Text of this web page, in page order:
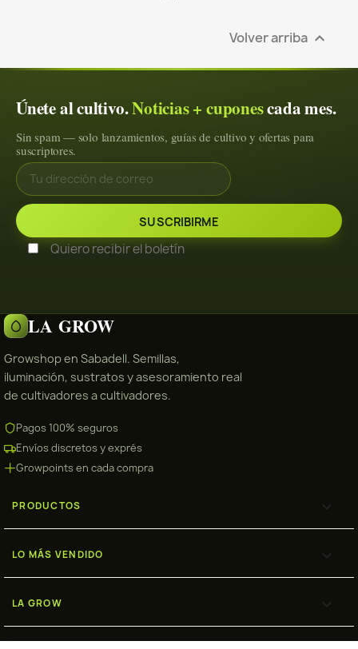
Volver arriba 
Únete al cultivo.Noticias + cuponescada mes.
Sin spam — solo lanzamientos, guías de cultivo y ofertas para
suscriptores.
Quiero recibir el boletín
LA GROW
Growshop en Sabadell. Semillas,
iluminación, sustratos y asesoramiento real
de cultivadores a cultivadores.
Pagos 100% seguros
Envíos discretos y exprés
Growpoints en cada compra
PRODUCTOS 
LO MÁS VENDIDO 
LA GROW 